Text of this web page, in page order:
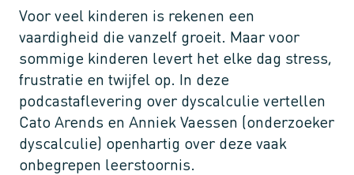
Voor veel kinderen is rekenen een
vaardigheid die vanzelf groeit. Maar voor
sommige kinderen levert het elke dag stress,
frustratie en twijfel op. In deze
podcastaflevering over dyscalculie vertellen
Cato Arends en Anniek Vaessen (onderzoeker
dyscalculie) openhartig over deze vaak
onbegrepen leerstoornis.